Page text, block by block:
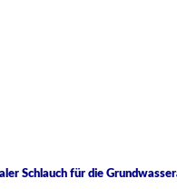
Schlauch für die